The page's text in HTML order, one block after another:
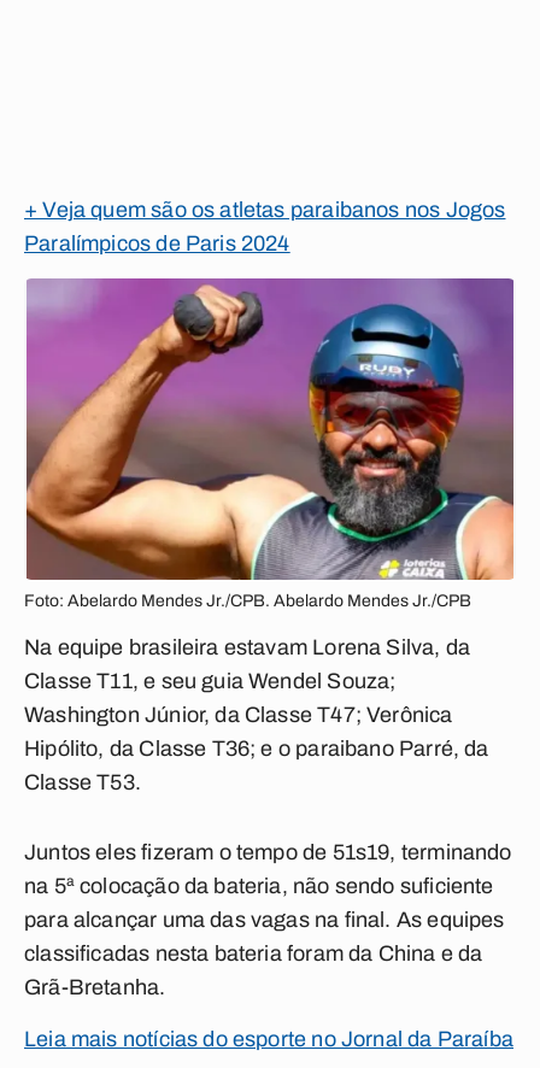
+ Veja quem são os atletas paraibanos nos Jogos
Paralímpicos de Paris 2024
Foto: Abelardo Mendes Jr./CPB. Abelardo Mendes Jr./CPB
Na equipe brasileira estavam Lorena Silva, da
Classe T11, e seu guia Wendel Souza;
Washington Júnior, da Classe T47; Verônica
Hipólito, da Classe T36; e o paraibano Parré, da
Classe T53.
Juntos eles fizeram o tempo de 51s19, terminando
na 5ª colocação da bateria, não sendo suficiente
para alcançar uma das vagas na final. As equipes
classificadas nesta bateria foram da China e da
Grã-Bretanha.
Leia mais notícias do esporte no Jornal da Paraíba